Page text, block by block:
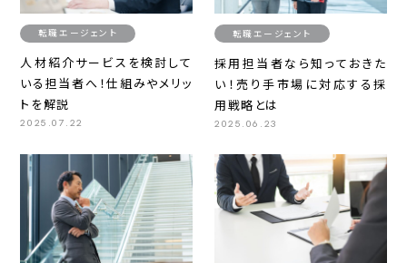
転職エージェント
人材紹介サービスを検討して
いる担当者へ！仕組みやメリッ
トを解説
2025.07.22
転職エージェント
採用担当者なら知っておきた
い！売り手市場に対応する採
用戦略とは
2025.06.23